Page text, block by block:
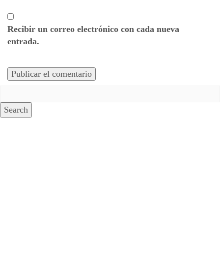
Recibir un correo electrónico con cada nueva
entrada.
Search